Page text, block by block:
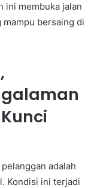
ini membuka jalan
bersaing di
adalah
Kondisi ini terjadi